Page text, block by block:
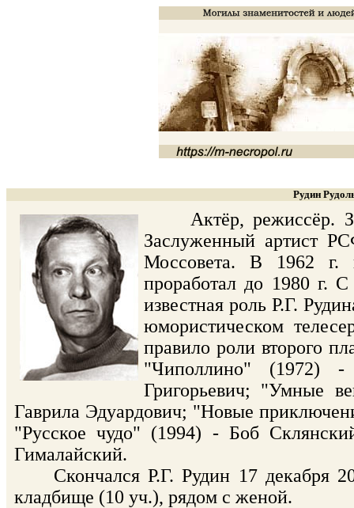
Рудин
Актёр, режиссёр.
Заслуженный артист
Моссовета. В 1962 г.
проработал до 1980 г.
известная роль Р.Г.
юмористическом
правило роли второго
"Чиполлино" (1972)
Григорьевич; "Умные
Гаврила Эдуардович; "Новые
"Русское чудо" (1994) - Боб
Гималайский.
Скончался Р.Г. Рудин 17 декабря
кладбище (10 уч.), рядом с женой.